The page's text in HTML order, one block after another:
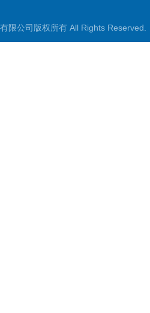
智慧农业
有限公司版权所有 All Rights